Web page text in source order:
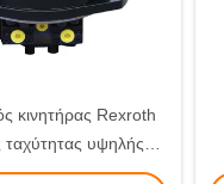
κινητήρας Rexroth
ταχύτητας υψηλής
50 Ιδανικός για